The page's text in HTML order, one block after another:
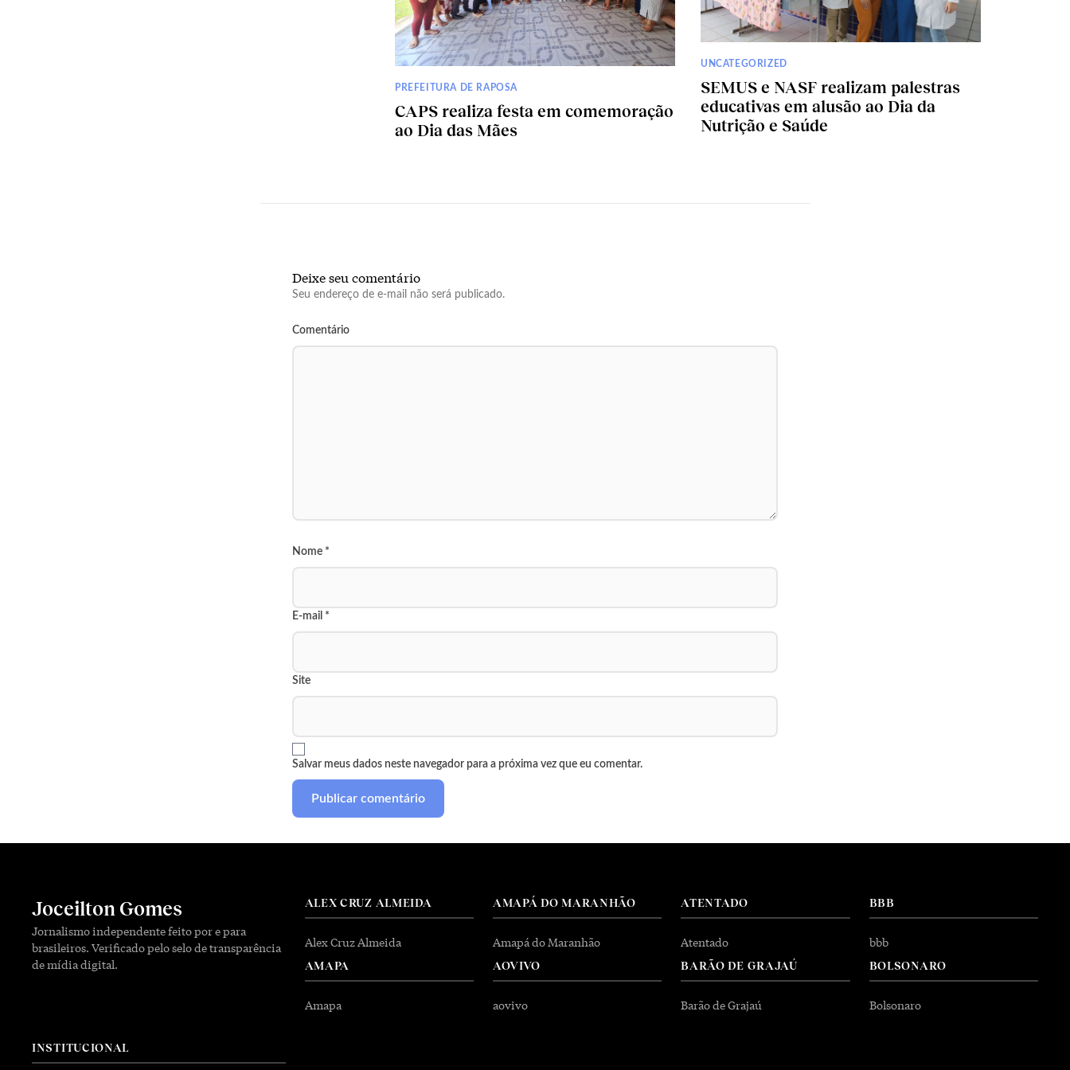
PREFEITURA DE RAPOSA
CAPS realiza festa em comemoração
ao Dia das Mães
UNCATEGORIZED
SEMUS e NASF realizam palestras
educativas em alusão ao Dia da
Nutrição e Saúde
Deixe seu comentário
Seu endereço de e-mail não será publicado.
Comentário
Nome *
E-mail *
Site
Salvar meus dados neste navegador para a próxima vez que eu comentar.
Joceilton Gomes
Jornalismo independente feito por e para
brasileiros. Verificado pelo selo de transparência
de mídia digital.
ALEX CRUZ ALMEIDA
Alex Cruz Almeida
AMAPA
Amapa
AMAPÁ DO MARANHÃO
Amapá do Maranhão
AOVIVO
aovivo
ATENTADO
Atentado
BARÃO DE GRAJAÚ
Barão de Grajaú
BBB
bbb
BOLSONARO
Bolsonaro
INSTITUCIONAL